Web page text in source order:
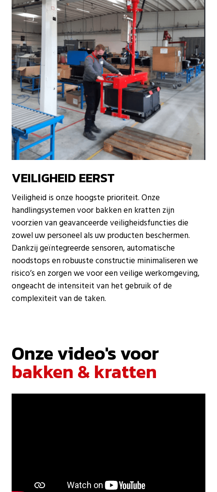
VEILIGHEID EERST
Veiligheid is onze hoogste prioriteit. Onze
handlingsystemen voor bakken en kratten zijn
voorzien van geavanceerde veiligheidsfuncties die
zowel uw personeel als uw producten beschermen.
Dankzij geïntegreerde sensoren, automatische
noodstops en robuuste constructie minimaliseren we
risico’s en zorgen we voor een veilige werkomgeving,
ongeacht de intensiteit van het gebruik of de
complexiteit van de taken.
Onze video's voor
bakken & kratten